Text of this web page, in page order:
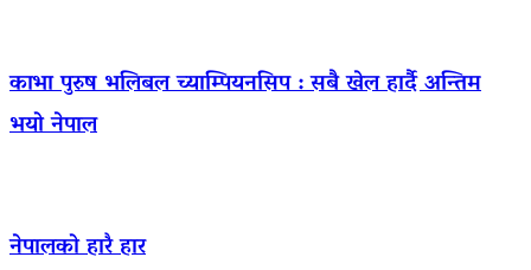
काभा पुरुष भलिबल च्याम्पियनसिप : सबै खेल हार्दै अन्तिम
भयो नेपाल
नेपालको हारै हार